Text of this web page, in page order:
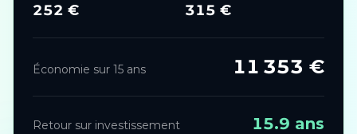
252 € 315 €
Économie sur 15 ans 11 353 €
Retour sur investissement 15.9 ans